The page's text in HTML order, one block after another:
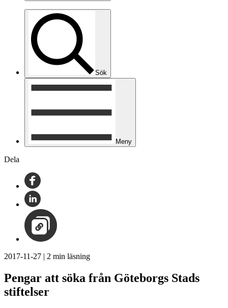
Sök
Meny
Dela
2017-11-27 | 2 min läsning
Pengar att söka från Göteborgs Stads
stiftelser